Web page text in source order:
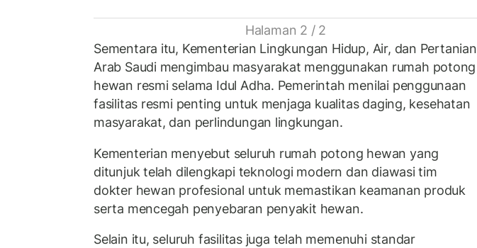
Halaman 2 / 2
Sementara itu, Kementerian Lingkungan Hidup, Air, dan Pertanian
Arab Saudimengimbau masyarakat menggunakan rumah potong
hewan resmi selama Idul Adha. Pemerintah menilai penggunaan
fasilitas resmi penting untuk menjaga kualitas daging, kesehatan
masyarakat, dan perlindungan lingkungan.
Kementerian menyebut seluruh rumah potong hewan yang
ditunjuk telah dilengkapi teknologi modern dan diawasi tim
dokter hewan profesional untuk memastikan keamanan produk
serta mencegah penyebaran penyakit hewan.
Selain itu, seluruh fasilitas juga telah memenuhi standar